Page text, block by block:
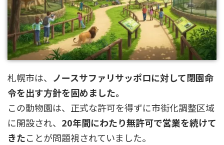
札幌市は、 ノースサファリサッポロに対して閉園命
令を出す方針を固めました。
この動物園は、正式な許可を得ずに市街化調整区域
に開設され、 20年間にわたり無許可で営業を続けて
きたことが問題視されていました。